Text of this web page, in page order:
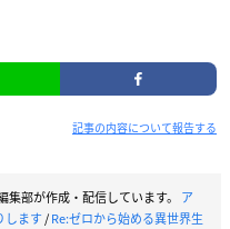
記事の内容について報告する
集部が作成・配信しています。 ア
します/Re:ゼロから始める異世界生